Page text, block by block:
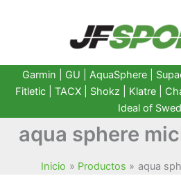
Garmin GU AquaSphere|
Fitletic
TACX Shokz Klatre
Ideal of
aqua sphere
Inicio Productos aqua